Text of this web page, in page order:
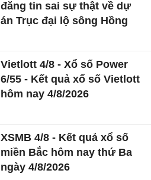
đăng tin sai sự thật về dự
án Trục đại lộ sông Hồng
Vietlott 4/8 - Xổ số Power
6/55 - Kết quả xổ số Vietlott
hôm nay 4/8/2026
XSMB 4/8 - Kết quả xổ số
miền Bắc hôm nay thứ Ba
ngày 4/8/2026